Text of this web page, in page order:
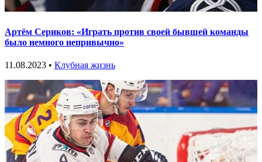
Артём Сериков: «Играть против своей бывшей команды
было немного непривычно»
11.08.2023 • Клубная жизнь